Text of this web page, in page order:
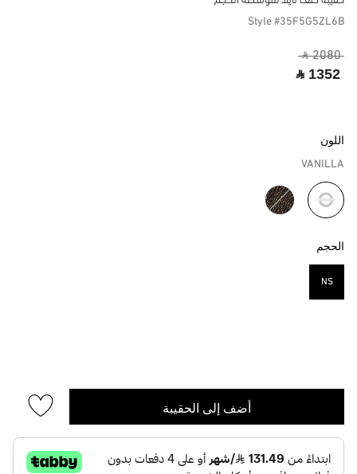
Style #35F5G5ZL6B
‎ ⃁ 2080 ‎
‎ ⃁ 1352 ‎
اللون
VANILLA
مختار
الحجم
NS
أضف إلى الحقيبة